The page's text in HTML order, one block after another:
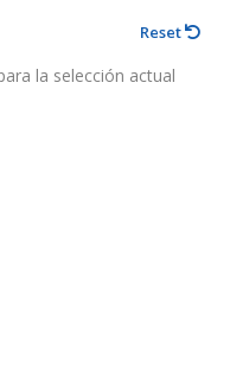
Reset
la selección actual